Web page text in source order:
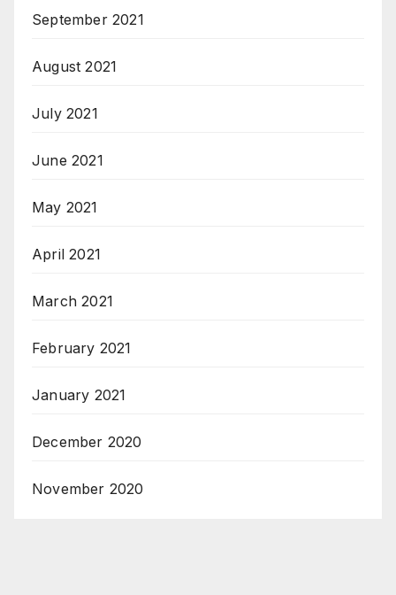
September 2021
August 2021
July 2021
June 2021
May 2021
April 2021
March 2021
February 2021
January 2021
December 2020
November 2020